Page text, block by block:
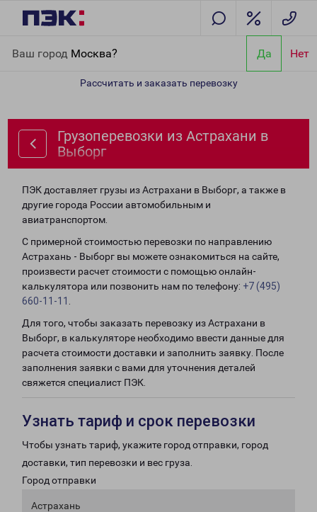
Ваш город Москва? Да Нет
Рассчитать и заказать перевозку
Грузоперевозки из Астрахани в
Выборг
ПЭК доставляет грузы из Астрахани в Выборг, а также в
другие города России автомобильным и
авиатранспортом.
С примерной стоимостью перевозки по направлению
Астрахань - Выборг вы можете ознакомиться на сайте,
произвести расчет стоимости с помощью онлайн-
калькулятора или позвонить нам по телефону: +7 (495)
660-11-11
Для того, чтобы заказать перевозку из Астрахани в
Выборг, в калькуляторе необходимо ввести данные для
расчета стоимости доставки и заполнить заявку. После
заполнения заявки с вами для уточнения деталей
свяжется специалист ПЭК.
Узнать тариф и срок перевозки
Чтобы узнать тариф, укажите город отправки, город
доставки, тип перевозки и вес груза.
Город отправки
Астрахань